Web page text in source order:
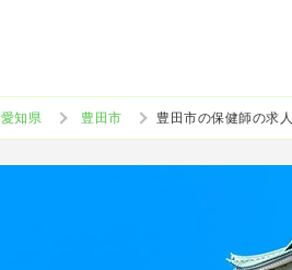
愛知県 豊田市 豊田市の保健師の求人